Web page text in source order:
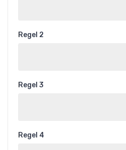
Regel 2
Regel 3
Regel 4